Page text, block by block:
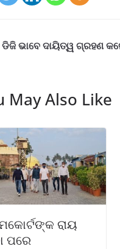
ଭାବେ ଦାୟିତ୍ୱ ଗ୍ରହଣ
May Also Like
ରାୟ
ପରେ